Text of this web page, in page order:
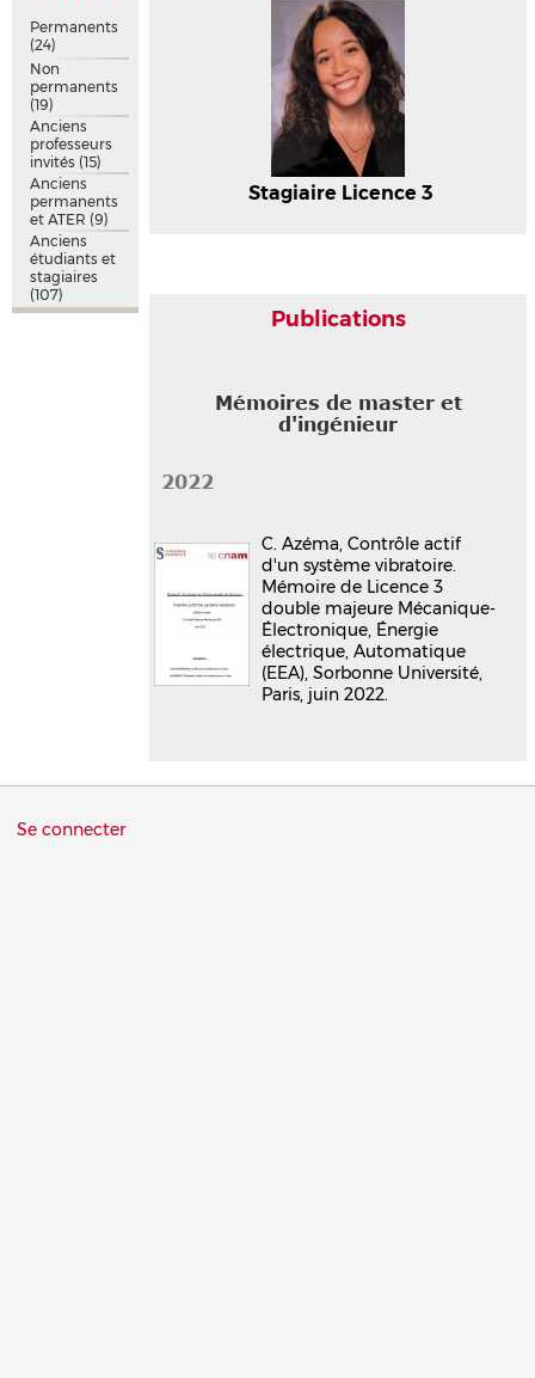
Stagiaire Licence 3
Publications
Mémoires de master et
d'ingénieur
2022
C. Azéma, Contrôle actif
d'un système vibratoire.
Mémoire de Licence 3
double majeure Mécanique-
Électronique, Énergie
électrique, Automatique
(EEA), Sorbonne Université,
Paris, juin 2022.
Permanents
(24)
Non
permanents
(19)
Anciens
professeurs
invités (15)
Anciens
permanents
et ATER (9)
Anciens
étudiants et
stagiaires
(107)
Menu
Se connecter